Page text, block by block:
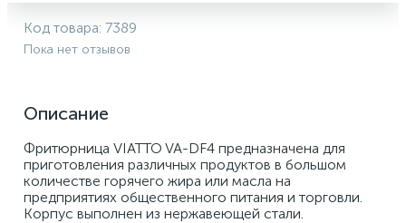
Код товара: 7389
Пока нет отзывов
Описание
Фритюрница VIATTO VA-DF4 предназначена для
приготовления различных продуктов в большом
количестве горячего жира или масла на
предприятиях общественного питания и торговли.
Корпус выполнен из нержавеющей стали.